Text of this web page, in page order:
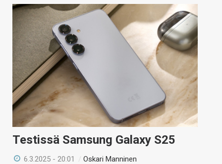
Testissä Samsung Galaxy S25
6.3.2025 - 20:01 /Oskari Manninen